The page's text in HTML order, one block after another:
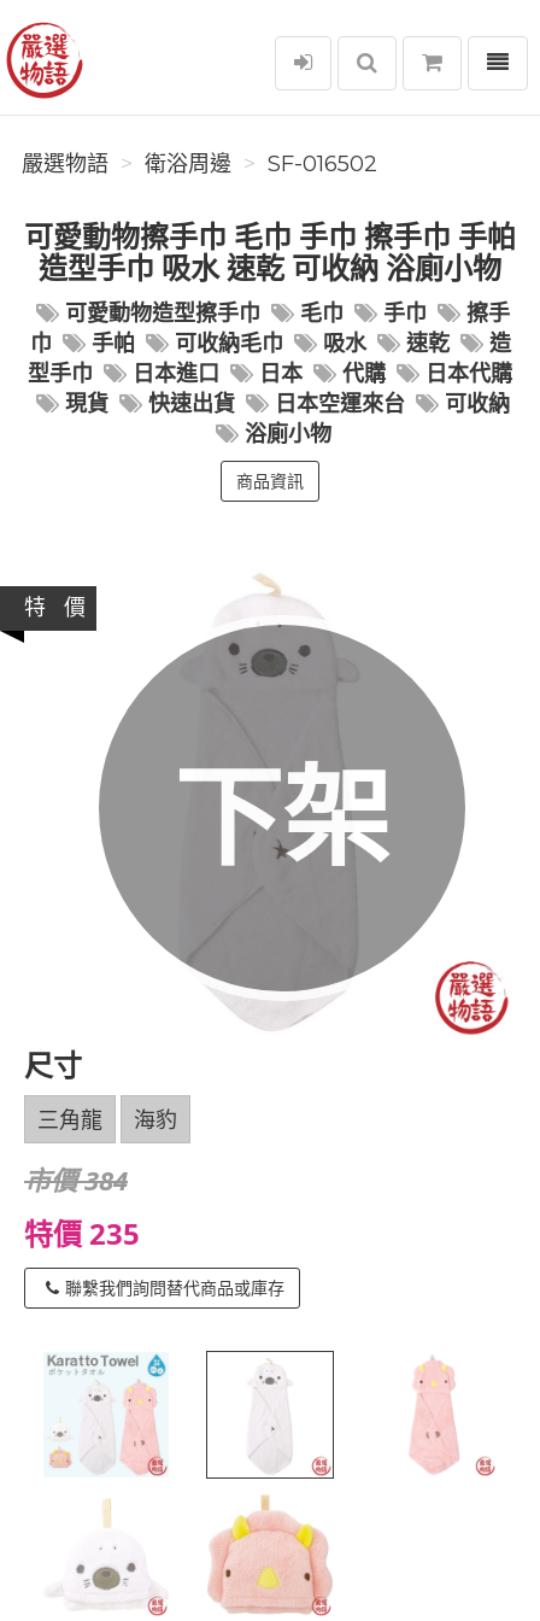
嚴選物語
選單
嚴選物語 衛浴周邊 SF-016502
可愛動物擦手巾 毛巾 手巾 擦手巾 手帕
造型手巾 吸水 速乾 可收納 浴廁小物
可愛動物造型擦手巾 毛巾 手巾
擦手
巾
手帕 可收納毛巾 吸水 速乾
造
型手巾
日本進口 日本 代購
日本代購
現貨
快速出貨 日本空運來台
可收納
浴廁小物
商品資訊
下架
特 價
尺寸
三角龍 海豹
市價 384
特價 235
聯繫我們詢問替代商品或庫存